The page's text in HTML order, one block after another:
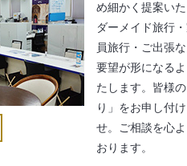
め細かく提案い
ダーメイド旅行
員旅行・ご出張
要望が形になる
たします。皆様
り」をお申し付
せ。ご相談を心
おります。